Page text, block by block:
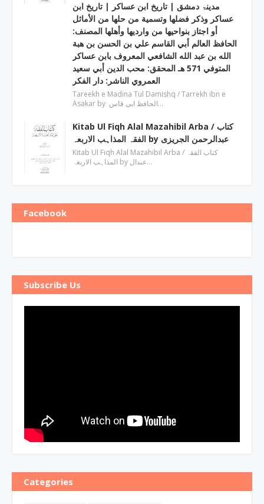
مدینۃ دمشق | تاریخ ابن عساکر | تاريخ ابن
عساكر وذكر فضلها وتسمية من حلها من الأماثل
أو اجتاز بنواحيها من وارديها وأهلها المصنف:
الحافظ العالم أبي القاسم علي بن الحسن بن هبة
الله بن عبد الله الشافعي المعروف بابن عساكر
المتوفي 571 هـ المحقق: محب الدين أبي سعيد
العمروي الناشر: دار الفكر
Tareekh e Madina Tul Damishq / Tarrekh ibn e
Asakar by الحافظ ابی قاس…
Kitab Ul Fiqh Alal Mazahibil Arba / کتاب
الفقہ المذاہب الاربعہ by عبدالرحمن الجریزی
Kitab Ul Fiqh Alal Mazahibil Arba / کتاب الفقہ
المذاہب الاربعہ by عبدال…
Facebook
Subscribe Us
Categories